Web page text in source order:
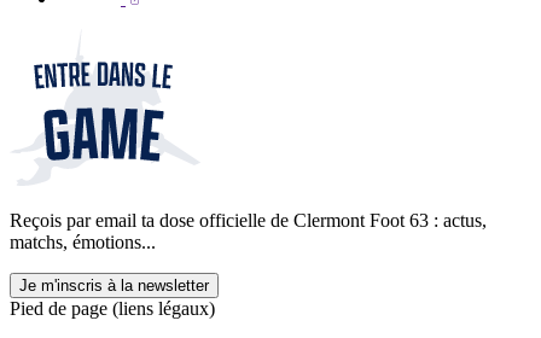
Reçois par email ta dose officielle de Clermont Foot 63 : actus,
matchs, émotions...
Je m'inscris à la newsletter
Pied de page (liens légaux)